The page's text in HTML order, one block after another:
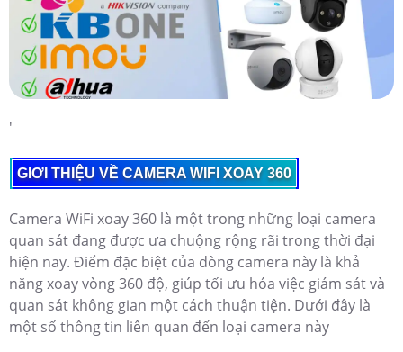
'
GIƠI THIỆU VỀ CAMERA WIFI XOAY 360
Camera WiFi xoay 360 là một trong những loại camera
quan sát đang được ưa chuộng rộng rãi trong thời đại
hiện nay. Điểm đặc biệt của dòng camera này là khả
năng xoay vòng 360 độ, giúp tối ưu hóa việc giám sát và
quan sát không gian một cách thuận tiện. Dưới đây là
một số thông tin liên quan đến loại camera này